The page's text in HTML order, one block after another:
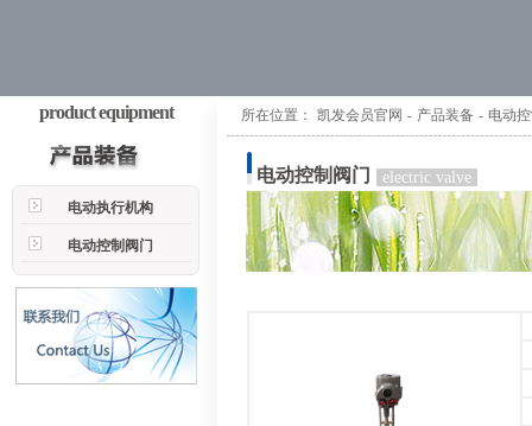
product equipment
电动执行机构
电动控制阀门
所在位置： 凯发会员官网 - 产品装备 - 电动
电动控制阀门 electric valve